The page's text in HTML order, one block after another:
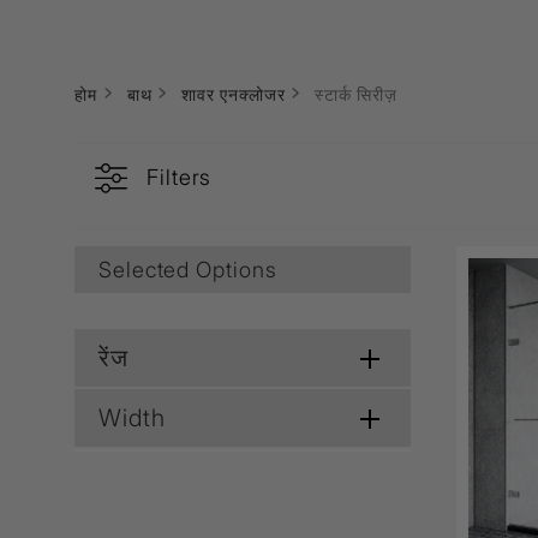
LED Driver
कार्बोनिक
Automation
होम बाथ शावर एनक्लोजर स्टार्क सिरीज़
Selected Options
रेंज
Width
Filters